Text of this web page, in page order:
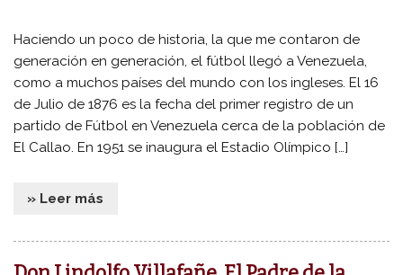
Haciendo un poco de historia, la que me contaron de
generación en generación, el fútbol llegó a Venezuela,
como a muchos países del mundo con los ingleses. El 16
de Julio de 1876 es la fecha del primer registro de un
partido de Fútbol en Venezuela cerca de la población de
El Callao. En 1951 se inaugura el Estadio Olímpico […]
» Leer más